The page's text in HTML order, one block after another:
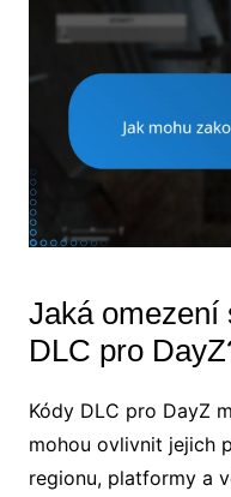
Jaká omezení
DLC pro
Kódy DLC pro DayZ
mohou ovlivnit jejich
regionu, platformy a